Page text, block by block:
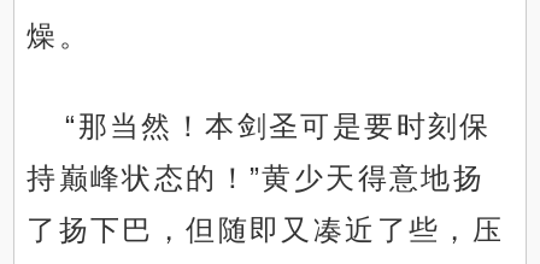
燥。
“那当然！本剑圣可是要时刻保
持巅峰状态的！”黄少天得意地扬
了扬下巴，但随即又凑近了些，压